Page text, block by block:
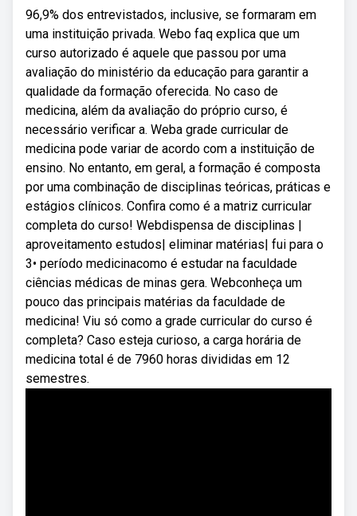
96,9% dos entrevistados, inclusive, se formaram em
uma instituição privada. Webo faq explica que um
curso autorizado é aquele que passou por uma
avaliação do ministério da educação para garantir a
qualidade da formação oferecida. No caso de
medicina, além da avaliação do próprio curso, é
necessário verificar a. Weba grade curricular de
medicina pode variar de acordo com a instituição de
ensino. No entanto, em geral, a formação é composta
por uma combinação de disciplinas teóricas, práticas e
estágios clínicos. Confira como é a matriz curricular
completa do curso! Webdispensa de disciplinas |
aproveitamento estudos| eliminar matérias| fui para o
3• período medicinacomo é estudar na faculdade
ciências médicas de minas gera. Webconheça um
pouco das principais matérias da faculdade de
medicina! Viu só como a grade curricular do curso é
completa? Caso esteja curioso, a carga horária de
medicina total é de 7960 horas divididas em 12
semestres.